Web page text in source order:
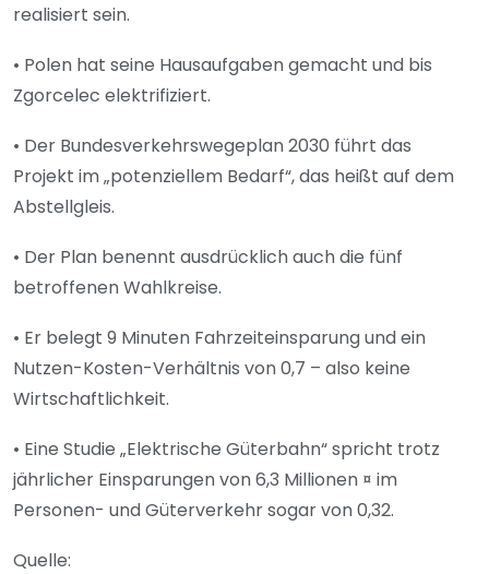
realisiert sein.
• Polen hat seine Hausaufgaben gemacht und bis
Zgorcelec elektrifiziert.
• Der Bundesverkehrswegeplan 2030 führt das
Projekt im „potenziellem Bedarf“, das heißt auf dem
Abstellgleis.
• Der Plan benennt ausdrücklich auch die fünf
betroffenen Wahlkreise.
• Er belegt 9 Minuten Fahrzeiteinsparung und ein
Nutzen-Kosten-Verhältnis von 0,7 – also keine
Wirtschaftlichkeit.
• Eine Studie „Elektrische Güterbahn“ spricht trotz
jährlicher Einsparungen von 6,3 Millionen ¤ im
Personen- und Güterverkehr sogar von 0,32.
Quelle: